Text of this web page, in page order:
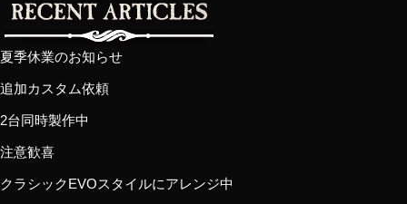
夏季休業のお知らせ
追加カスタム依頼
2台同時製作中
注意歓喜
クラシックEVOスタイルにアレンジ中